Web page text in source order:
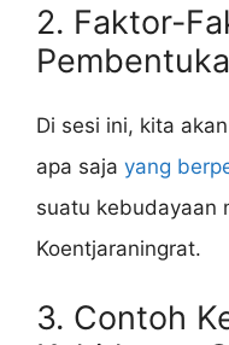
2. Faktor-
Di sesi ini, kita
apa saja yang
suatu kebudayaan
Koentjaraningrat.
3. Contoh